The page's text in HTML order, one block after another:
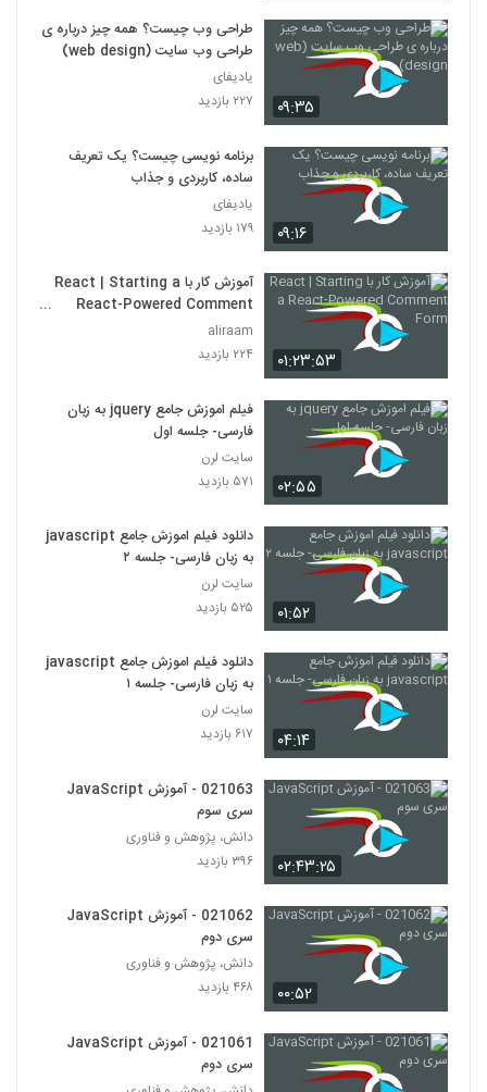
021051 - آموزش JavaScript سری دوم
021052 - آموزش JavaScript سری دوم
53
021053 - آموزش JavaScript سری دوم
021054 - آموزش JavaScript سری دوم
۳۷۲ بازدید
021055 - آموزش JavaScript سری دوم
56
021056 - آموزش JavaScript سری دوم
۳۹۰ بازدید
021057 - آموزش JavaScript سری دوم
۳۷۵ بازدید
021058 - آموزش JavaScript سری دوم
59
021059 - آموزش JavaScript سری دوم
۳۹۸ بازدید
021060 - آموزش JavaScript سری دوم
۳۹۵ بازدید
021061 - آموزش JavaScript سری دوم
62
۴۶۸ بازدید
۰۹:۳۵
طراحی وب چیست؟ همه چیز درباره ی
طراحی وب سایت (web design)
یادیفای
۲۲۷ بازدید
۰۹:۱۶
برنامه نویسی چیست؟ یک تعریف
ساده، کاربردی و جذاب
یادیفای
۱۷۹ بازدید
۰۱:۲۳:۵۳
آموزش کار با React | Starting a
React-Powered Comment
Form
aliraam
۲۲۴ بازدید
۰۲:۵۵
فیلم اموزش جامع jquery به زبان
فارسی- جلسه اول
سایت لرن
۵۷۱ بازدید
۰۱:۵۲
دانلود فیلم اموزش جامع javascript
به زبان فارسی- جلسه ۲
سایت لرن
۵۲۵ بازدید
۰۴:۱۴
دانلود فیلم اموزش جامع javascript
به زبان فارسی- جلسه ۱
سایت لرن
۶۱۷ بازدید
۰۲:۴۳:۲۵
021063 - آموزش JavaScript
سری سوم
دانش، پژوهش و فناوری
۳۹۶ بازدید
۰۰:۵۲
021062 - آموزش JavaScript
سری دوم
دانش، پژوهش و فناوری
۴۶۸ بازدید
021061 - آموزش JavaScript
سری دوم